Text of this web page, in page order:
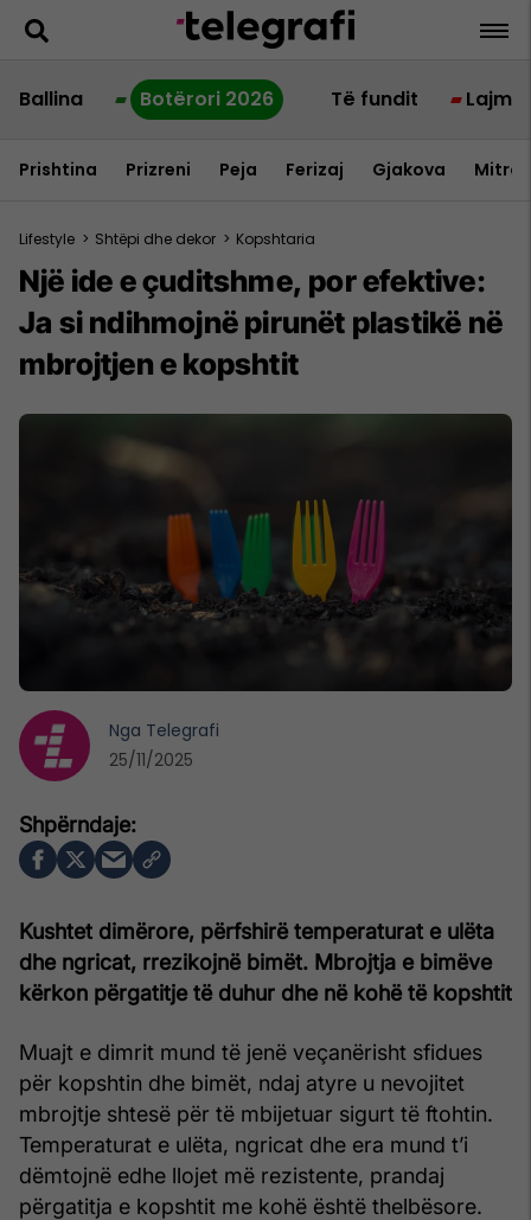
Ballina Botërori 2026 Të fundit Lajme
Prishtina Prizreni Peja Ferizaj Gjakova
Lifestyle > Shtëpi dhe dekor > Kopshtaria
Një ide e çuditshme, por efektive:
Ja si ndihmojnë pirunët plastikë në
mbrojtjen e kopshtit
Kushtet dimërore, përfshirë temperaturat e ulëta
dhe ngricat, rrezikojnë bimët. Mbrojtja e bimëve
kërkon përgatitje të duhur dhe në kohë të kopshtit
Muajt e dimrit mund të jenë veçanërisht sfidues
për kopshtin dhe bimët, ndaj atyre u nevojitet
mbrojtje shtesë për të mbijetuar sigurt të ftohtin.
Temperaturat e ulëta, ngricat dhe era mund t’i
dëmtojnë edhe llojet më rezistente, prandaj
përgatitja e kopshtit me kohë është thelbësore.
Nga Telegrafi
25/11/2025